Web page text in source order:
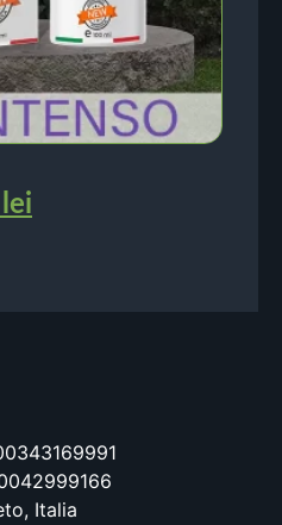
lei
Italia